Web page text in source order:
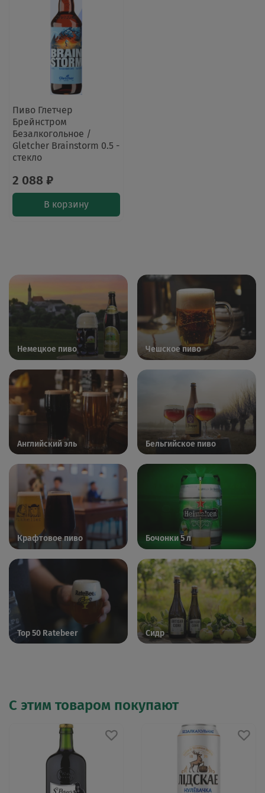
Пиво Глетчер
Брейнстром
Безалкогольное /
Gletcher Brainstorm 0.5 -
стекло
2 088 ₽
В корзину
Немецкое пиво Чешское пиво
Английский эль Бельгийское пиво
Крафтовое пиво Бочонки 5 л
Top 50 Ratebeer Сидр
С этим товаром покупают